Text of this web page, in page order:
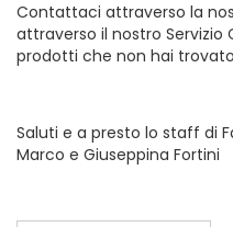
Contattaci attraverso la
attraverso il nostro Servizio
prodotti che non hai
Saluti e a presto lo staff di
Marco e Giuseppina Fortini